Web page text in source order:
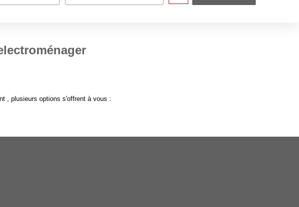
, plusieurs options s'offrent à vous :